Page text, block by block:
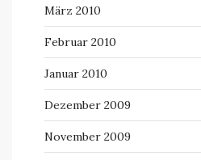
März 2010
Februar 2010
Januar 2010
Dezember 2009
November 2009